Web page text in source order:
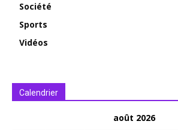
Société
Sports
Vidéos
Calendrier
août 2026